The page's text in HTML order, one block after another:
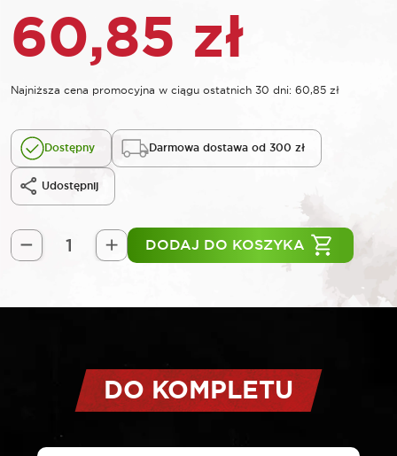
60,85 zł
Najniższa cena promocyjna w ciągu ostatnich 30 dni: 60,85 zł
Dostępny Darmowa dostawa od 300 zł
Udostępnij
ilość
oleju
70-
mm
DODAJ DO KOSZYKA
DO KOMPLETU